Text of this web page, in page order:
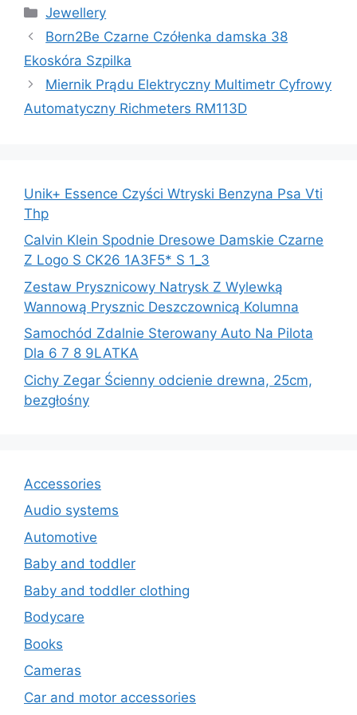
Kategorie
Jewellery
Born2Be Czarne Czółenka damska 38
Ekoskóra Szpilka
Miernik Prądu Elektryczny Multimetr Cyfrowy
Automatyczny Richmeters RM113D
Unik+ Essence Czyści Wtryski Benzyna Psa Vti
Thp
Calvin Klein Spodnie Dresowe Damskie Czarne
Z Logo S CK26 1A3F5* S 1_3
Zestaw Prysznicowy Natrysk Z Wylewką
Wannową Prysznic Deszczownicą Kolumna
Samochód Zdalnie Sterowany Auto Na Pilota
Dla 6 7 8 9LATKA
Cichy Zegar Ścienny odcienie drewna, 25cm,
bezgłośny
Accessories
Audio systems
Automotive
Baby and toddler
Baby and toddler clothing
Bodycare
Books
Cameras
Car and motor accessories